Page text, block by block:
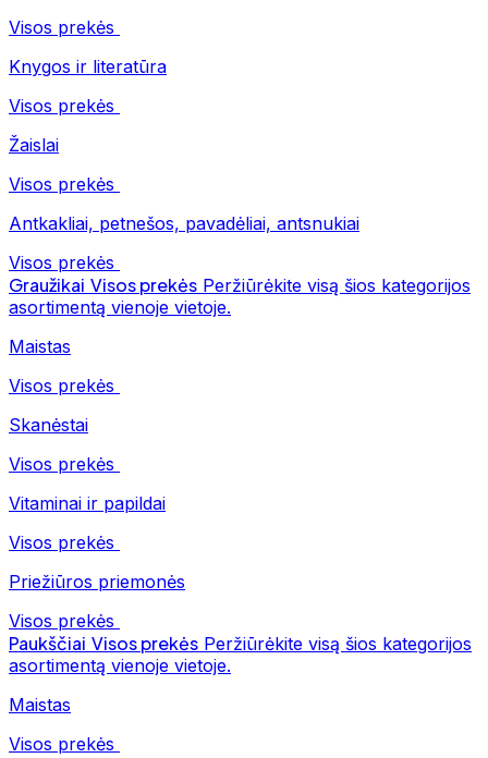
Visos prekės
Knygos ir literatūra
Visos prekės
Žaislai
Visos prekės
Antkakliai, petnešos, pavadėliai, antsnukiai
Visos prekės
Graužikai Visos prekės Peržiūrėkite visą šios kategorijos
asortimentą vienoje vietoje.
Maistas
Visos prekės
Skanėstai
Visos prekės
Vitaminai ir papildai
Visos prekės
Priežiūros priemonės
Visos prekės
Paukščiai Visos prekės Peržiūrėkite visą šios kategorijos
asortimentą vienoje vietoje.
Maistas
Visos prekės